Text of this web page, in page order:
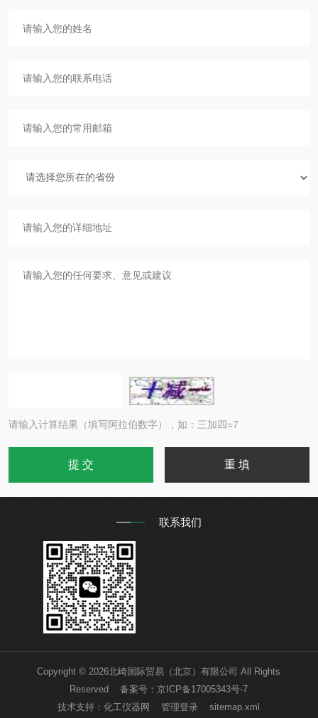
请输入计算结果（填写阿拉伯数字），如：三加四=7
联系我们
Copyright © 2026北崎国际贸易（北京）有限公司 All Rights
Reserved 备案号：京ICP备17005343号-7
技术支持：化工仪器网 管理登录 sitemap.xml